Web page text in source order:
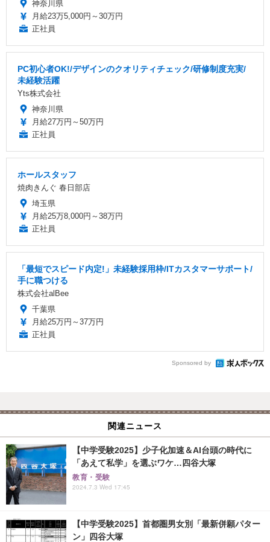
神奈川県
月給23万5,000円～30万円
正社員
PC初心者OK!/デザインのクオリティチェック/研修制度充実/
未経験活躍
Yts株式会社
神奈川県
月給27万円～50万円
正社員
ホールスタッフ
焼肉きんぐ 春日部店
埼玉県
月給25万8,000円～38万円
正社員
「最短でスピード内定!」未経験採用枠/ITカスタマーサポート/
手に職つける
株式会社alBee
千葉県
月給25万円～37万円
正社員
Sponsored by
関連ニュース
【中学受験2025】少子化加速＆AI台頭の時代に
「あえて私学」を選ぶワケ…四谷大塚
教育・受験
2024.7.3 Wed 17:45
【中学受験2025】首都圏男女別「最新併願パター
ン」四谷大塚